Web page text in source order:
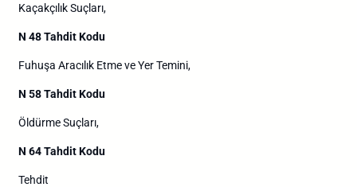
Kaçakçılık Suçları,
N 48 Tahdit Kodu
Fuhuşa Aracılık Etme ve Yer Temini,
N 58 Tahdit Kodu
Öldürme Suçları,
N 64 Tahdit Kodu
Tehdit